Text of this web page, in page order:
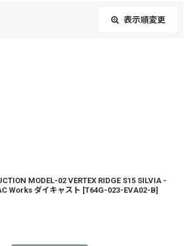
表示順変更
MODEL-02 VERTEX RIDGE S15 SILVIA -
Works ダイキャスト [T64G-023-EVA02-B]